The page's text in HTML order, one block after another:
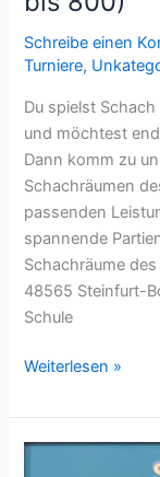
Schreibe einen
Turniere,
Du spielst
und möchtest
Dann komm zu
Schachräumen
passenden
spannende
Schachräume
48565 Steinfurt-
Schule
Einsteigercup
in
Steinfurt
Weiterlesen »